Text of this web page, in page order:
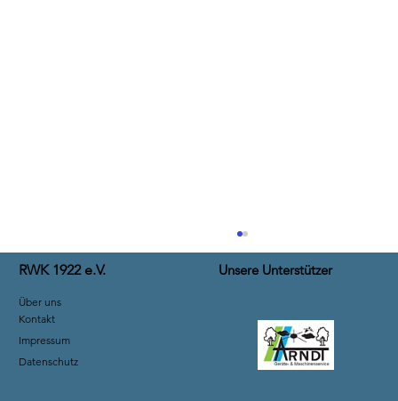
RWK 1922 e.V.
Über uns
Kontakt
Impressum
Datenschutz
Unsere Unterstützer